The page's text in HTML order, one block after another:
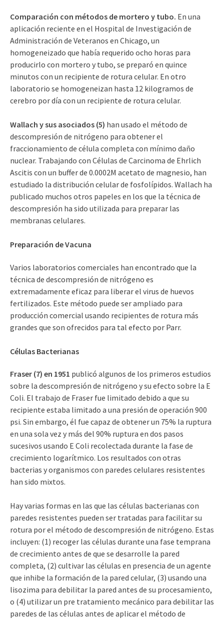
Comparación con métodos de mortero y tubo. En una
aplicación reciente en el Hospital de Investigación de
Administración de Veteranos en Chicago, un
homogeneizado que había requerido ocho horas para
producirlo con mortero y tubo, se preparó en quince
minutos con un recipiente de rotura celular. En otro
laboratorio se homogeneizan hasta 12 kilogramos de
cerebro por día con un recipiente de rotura celular.
Wallach y sus asociados (5) han usado el método de
descompresión de nitrógeno para obtener el
fraccionamiento de célula completa con mínimo daño
nuclear. Trabajando con Células de Carcinoma de Ehrlich
Ascitis con un buffer de 0.0002M acetato de magnesio, han
estudiado la distribución celular de fosfolípidos. Wallach ha
publicado muchos otros papeles en los que la técnica de
descompresión ha sido utilizada para preparar las
membranas celulares.
Preparación de Vacuna
Varios laboratorios comerciales han encontrado que la
técnica de descompresión de nitrógeno es
extremadamente eficaz para liberar el virus de huevos
fertilizados. Este método puede ser ampliado para
producción comercial usando recipientes de rotura más
grandes que son ofrecidos para tal efecto por Parr.
Células Bacterianas
Fraser (7) en 1951 publicó algunos de los primeros estudios
sobre la descompresión de nitrógeno y su efecto sobre la E
Coli. El trabajo de Fraser fue limitado debido a que su
recipiente estaba limitado a una presión de operación 900
psi. Sin embargo, él fue capaz de obtener un 75% la ruptura
en una sola vez y más del 90% ruptura en dos pasos
sucesivos usando E Coli recolectada durante la fase de
crecimiento logarítmico. Los resultados con otras
bacterias y organismos con paredes celulares resistentes
han sido mixtos.
Hay varias formas en las que las células bacterianas con
paredes resistentes pueden ser tratadas para facilitar su
rotura por el método de descompresión de nitrógeno. Estas
incluyen: (1) recoger las células durante una fase temprana
de crecimiento antes de que se desarrolle la pared
completa, (2) cultivar las células en presencia de un agente
que inhibe la formación de la pared celular, (3) usando una
lisozima para debilitar la pared antes de su procesamiento,
o (4) utilizar un pre tratamiento mecánico para debilitar las
paredes de las células antes de aplicar el método de